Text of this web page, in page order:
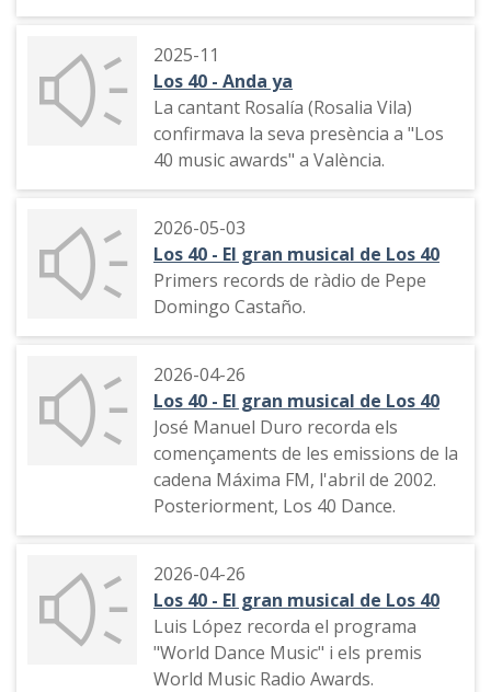
2025-11
Los 40 - Anda ya
La cantant Rosalía (Rosalia Vila)
confirmava la seva presència a "Los
40 music awards" a València.
2026-05-03
Los 40 - El gran musical de Los 40
Primers records de ràdio de Pepe
Domingo Castaño.
2026-04-26
Los 40 - El gran musical de Los 40
José Manuel Duro recorda els
començaments de les emissions de la
cadena Máxima FM, l'abril de 2002.
Posteriorment, Los 40 Dance.
2026-04-26
Los 40 - El gran musical de Los 40
Luis López recorda el programa
"World Dance Music" i els premis
World Music Radio Awards.